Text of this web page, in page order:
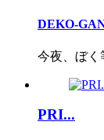
DEKO-
今夜、ぼく
PRI...